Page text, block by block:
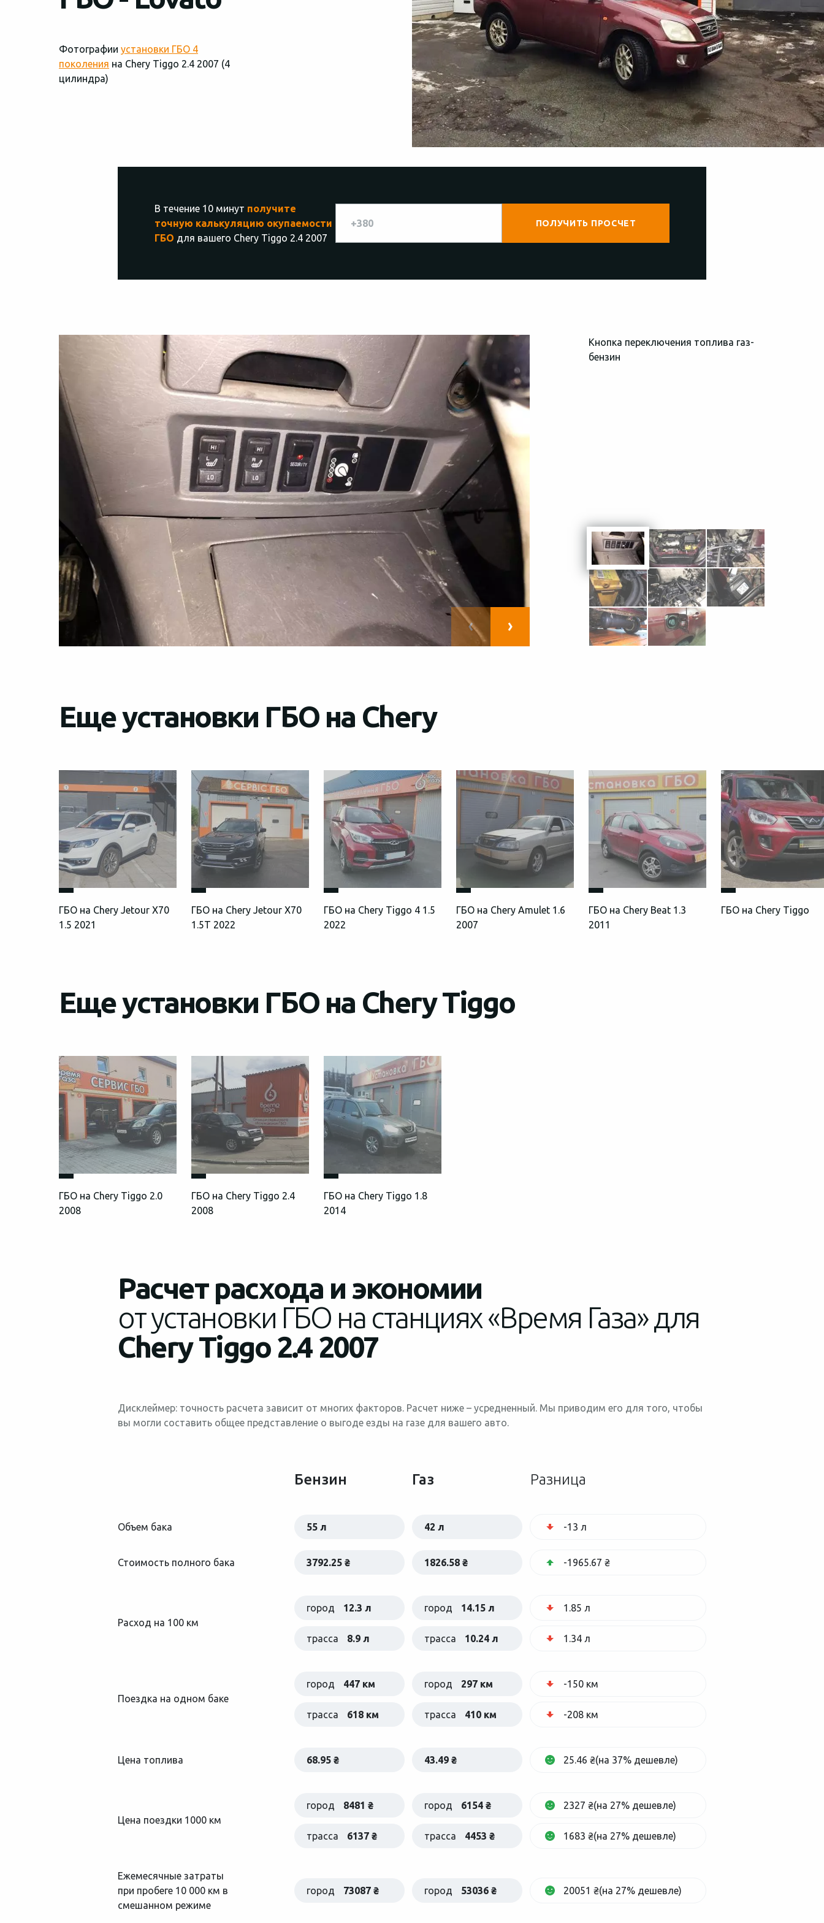
Фотографии установки ГБО 4
поколения на Chery Tiggo 2.4 2007 (4
цилиндра)
В течение 10 минут получите
точную калькуляцию окупаемости
ГБО для вашего Chery Tiggo 2.4 2007
Кнопка переключения топлива газ-
бензин
Еще установки ГБО на Chery
ГБО на Chery Jetour X70
1.5 2021
ГБО на Chery Jetour Х70
1.5T 2022
ГБО на Chery Tiggo 4 1.5
2022
ГБО на Chery Amulet 1.6
2007
ГБО на Chery Beat 1.3
2011
ГБО на Chery Tiggo
Еще установки ГБО на Chery Tiggo
ГБО на Chery Tiggo 2.0
2008
ГБО на Chery Tiggo 2.4
2008
ГБО на Chery Tiggo 1.8
2014
Расчет расхода и экономии
от установки ГБО на станциях «Время Газа» для
Chery Tiggo 2.4 2007
Дисклеймер: точность расчета зависит от многих факторов. Расчет ниже – усредненный. Мы приводим его для того, чтобы
вы могли составить общее представление о выгоде езды на газе для вашего авто.
Бензин Газ Разница
Объем бака 55 л 42 л -13 л
Стоимость полного бака 3792.25 ₴ 1826.58 ₴ -1965.67 ₴
Расход на 100 км
город 12.3 л город 14.15 л 1.85 л
трасса 8.9 л трасса 10.24 л 1.34 л
Поездка на одном баке
город 447 км город 297 км -150 км
трасса 618 км трасса 410 км -208 км
Цена топлива 68.95 ₴ 43.49 ₴ 25.46 ₴(на 37% дешевле)
Цена поездки 1000 км
город 8481 ₴ город 6154 ₴ 2327 ₴(на 27% дешевле)
трасса 6137 ₴ трасса 4453 ₴ 1683 ₴(на 27% дешевле)
Ежемесячные затраты
при пробеге 10 000 км в
смешанном режиме
город 73087 ₴ город 53036 ₴ 20051 ₴(на 27% дешевле)